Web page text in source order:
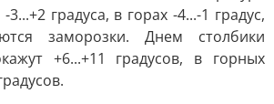
3...+2 градуса, в горах -4...-1 градус,
заморозки. Днем столбики
+6...+11 градусов, в горных